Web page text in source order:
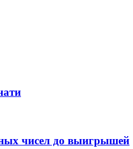
чисел до выигрышей